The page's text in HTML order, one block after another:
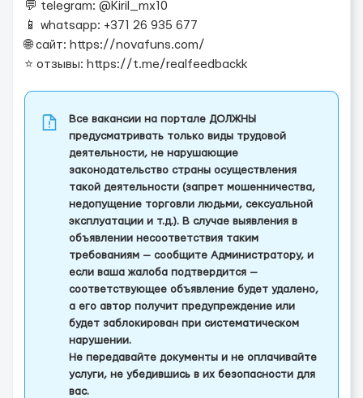
💬 telegram: @Kiril_mx10
📱 whatsapp: +371 26 935 677
🌐 сайт: https://novafuns.com/
⭐ отзывы: https://t.me/realfeedbackk
Все вакансии на портале ДОЛЖНЫ
предусматривать только виды трудовой
деятельности, не нарушающие
законодательство страны осуществления
такой деятельности (запрет мошенничества,
недопущение торговли людьми, сексуальной
эксплуатации и т.д.). В случае выявления в
объявлении несоответствия таким
требованиям — сообщите Администратору, и
если ваша жалоба подтвердится —
соответствующее объявление будет удалено,
а его автор получит предупреждение или
будет заблокирован при систематическом
нарушении.
Не передавайте документы и не оплачивайте
услуги, не убедившись в их безопасности для
вас.